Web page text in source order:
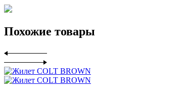
Похожие товары